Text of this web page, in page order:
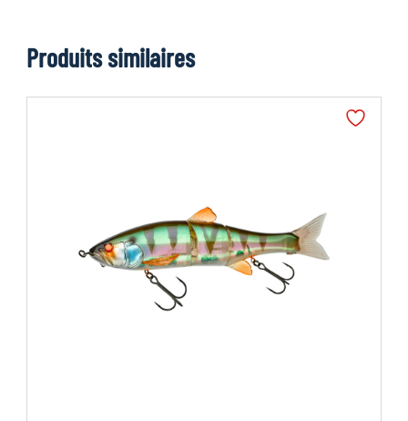
Produits similaires